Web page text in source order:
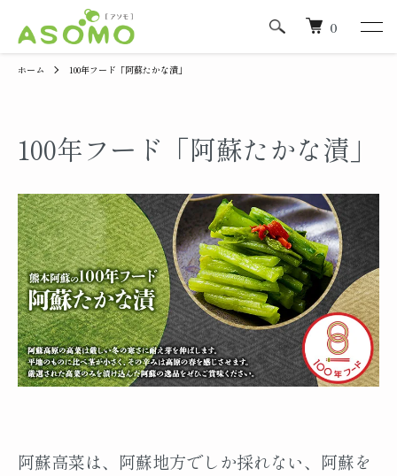
0
ホーム 100年フード「阿蘇たかな漬」
100年フード「阿蘇たかな漬」
阿蘇高菜は、阿蘇地方でしか採れない、阿蘇を